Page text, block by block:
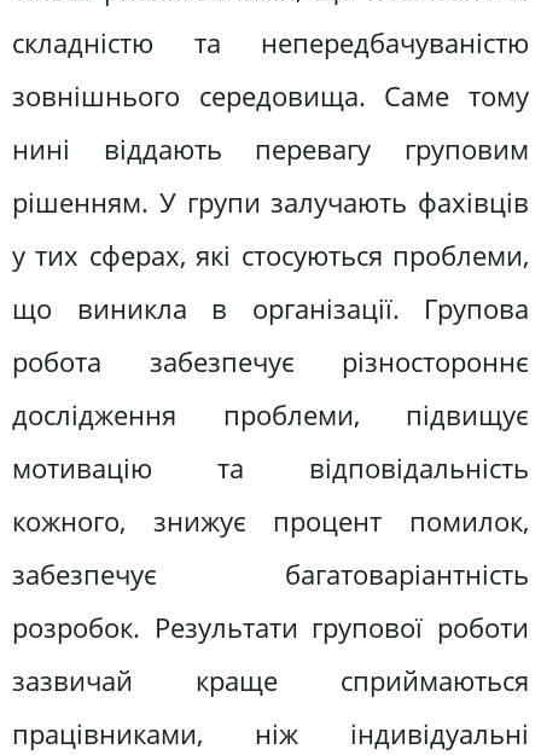
складністю та непередбачуваністю
зовнішнього середовища. Саме тому
нині віддають перевагу груповим
рішенням. У групи залучають фахівців
у тих сферах, які стосуються проблеми,
що виникла в організації. Групова
робота забезпечує різностороннє
дослідження проблеми, підвищує
мотивацію та відповідальність
кожного, знижує процент помилок,
забезпечує багатоваріантність
розробок. Результати групової роботи
зазвичай краще сприймаються
працівниками, ніж індивідуальні